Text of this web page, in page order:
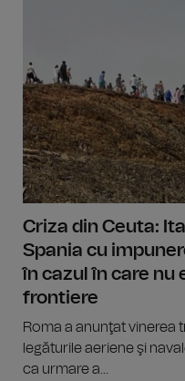
Criza din Ceuta:
Spania cu
în cazul în care nu
frontiere
Roma a anunţat vinerea
legăturile aeriene şi
ca urmare a...